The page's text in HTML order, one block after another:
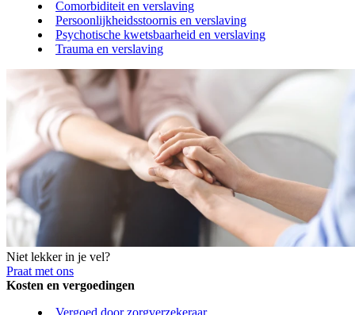
Comorbiditeit en verslaving
Persoonlijkheidsstoornis en verslaving
Psychotische kwetsbaarheid en verslaving
Trauma en verslaving
Niet lekker in je vel?
Praat met ons
Kosten en vergoedingen
Vergoed door zorgverzekeraar